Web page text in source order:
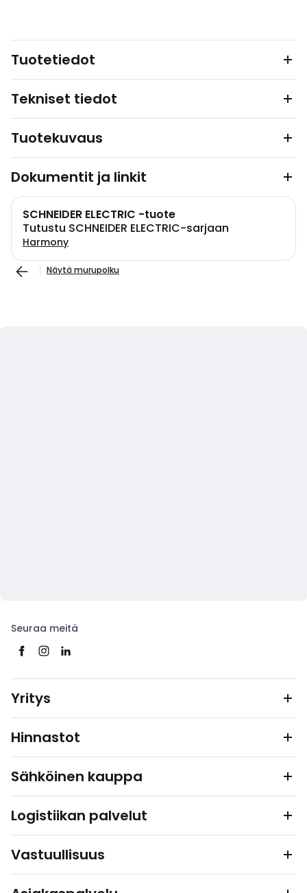
Tuotetiedot
Tekniset tiedot
Tuotekuvaus
Dokumentit ja linkit
SCHNEIDER ELECTRIC -tuote
Tutustu SCHNEIDER ELECTRIC-sarjaan
Harmony
Näytä murupolku
Seuraa meitä
Yritys
Hinnastot
Sähköinen kauppa
Logistiikan palvelut
Vastuullisuus